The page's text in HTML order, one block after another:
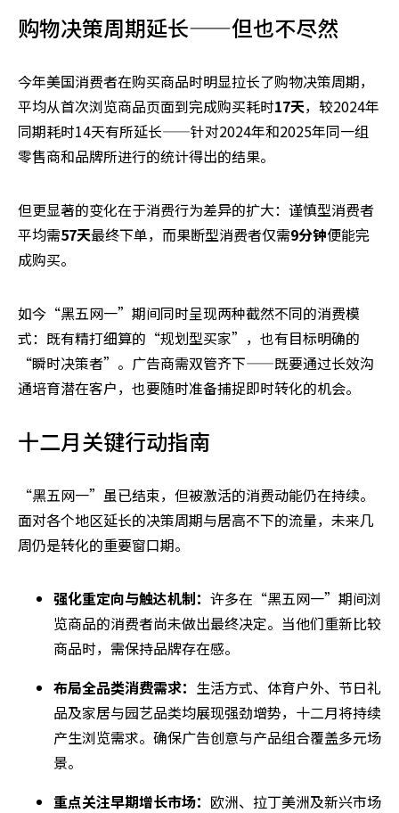
购物决策周期延长——但也不尽然
今年美国消费者在购买商品时明显拉长了购物决策周期，
平均从首次浏览商品页面到完成购买耗时17天，较2024年
同期耗时14天有所延长——针对2024年和2025年同一组
零售商和品牌所进行的统计得出的结果。
但更显著的变化在于消费行为差异的扩大：谨慎型消费者
平均需57天最终下单，而果断型消费者仅需9分钟便能完
成购买。
如今“黑五网一”期间同时呈现两种截然不同的消费模
式：既有精打细算的“规划型买家”，也有目标明确的
“瞬时决策者”。广告商需双管齐下——既要通过长效沟
通培育潜在客户，也要随时准备捕捉即时转化的机会。
十二月关键行动指南
“黑五网一”虽已结束，但被激活的消费动能仍在持续。
面对各个地区延长的决策周期与居高不下的流量，未来几
周仍是转化的重要窗口期。
强化重定向与触达机制： 许多在“黑五网一”期间浏
览商品的消费者尚未做出最终决定。当他们重新比较
商品时，需保持品牌存在感。
布局全品类消费需求： 生活方式、体育户外、节日礼
品及家居与园艺品类均展现强劲增势，十二月将持续
产生浏览需求。确保广告创意与产品组合覆盖多元场
景。
重点关注早期增长市场： 欧洲、拉丁美洲及新兴市场